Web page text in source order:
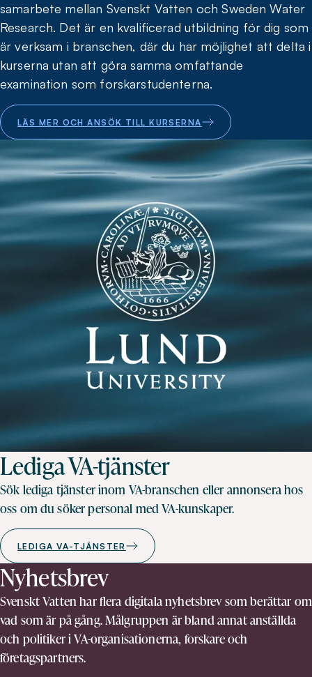
samarbete mellan Svenskt Vatten och Sweden Water
Research. Det är en kvalificerad utbildning för dig som
är verksam i branschen, där du har möjlighet att delta i
kurserna utan att göra samma omfattande
examination som forskarstudenterna.
LÄS MER OCH ANSÖK TILL KURSERNA
Lediga VA-tjänster
Sök lediga tjänster inom VA-branschen eller annonsera hos
oss om du söker personal med VA-kunskaper.
LEDIGA VA-TJÄNSTER
Nyhetsbrev
Svenskt Vatten har flera digitala nyhetsbrev som berättar om
vad som är på gång. Målgruppen är bland annat anställda
och politiker i VA-organisationerna, forskare och
företagspartners.